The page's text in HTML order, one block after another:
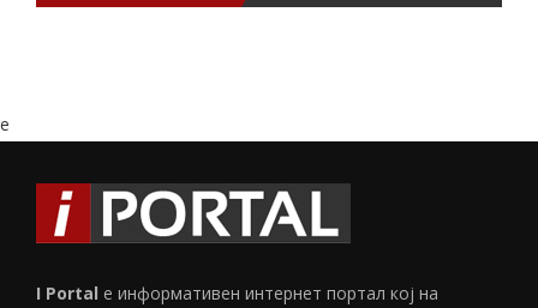
e
I Portal е информативен интернет портал кој на